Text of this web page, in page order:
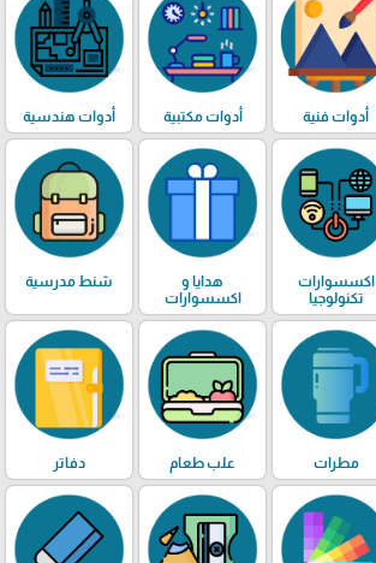
أدوات فنية أدوات مكتبية أدوات هندسية
اكسسوارات
تكنولوجيا
هدايا و
اكسسوارات
شنط مدرسية
مطرات علب طعام دفاتر